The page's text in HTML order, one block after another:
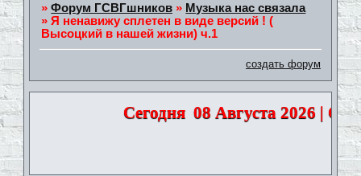
»Форум ГСВГшников » Музыка нас связала
»Я ненавижу сплетен в виде версий ! (
Высоцкий в нашей жизни) ч.1
создать форум
Сегодня 08 Августа 2026 |